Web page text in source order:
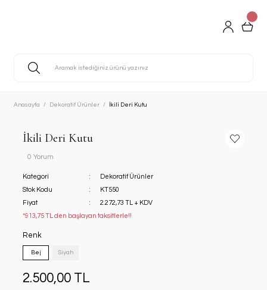
Anasayfa Dekoratif Ürünler İkili Deri Kutu
İkili Deri Kutu
0 Yorum
Kategori
Dekoratif Ürünler
Stok Kodu
KT550
Fiyat
2.272,73 TL + KDV
*913,75 TL den başlayan taksitlerle!!
Renk
Bej Siyah
2.500,00 TL